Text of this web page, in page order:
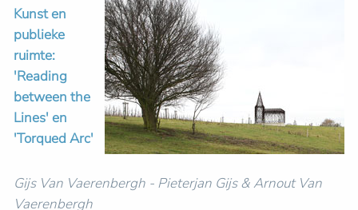
Kunst en
publieke
ruimte:
'Reading
between the
Lines' en
'Torqued Arc'
Gijs Van Vaerenbergh - Pieterjan Gijs & Arnout Van
Vaerenbergh